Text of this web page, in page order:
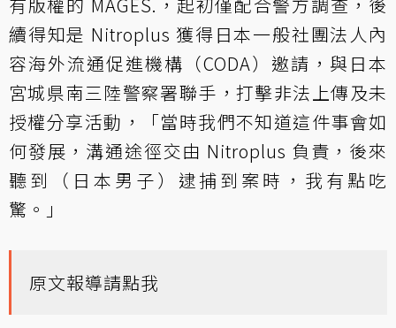
續得知是 Nitroplus 獲得日本一般社團法人內
容海外流通促進機構（CODA）邀請，與日本
宮城県南三陸警察署聯手，打擊非法上傳及未
授權分享活動，「當時我們不知道這件事會如
何發展，溝通途徑交由 Nitroplus 負責，後來
聽到（日本男子）逮捕到案時，我有點吃
驚。」
原文報導請點我